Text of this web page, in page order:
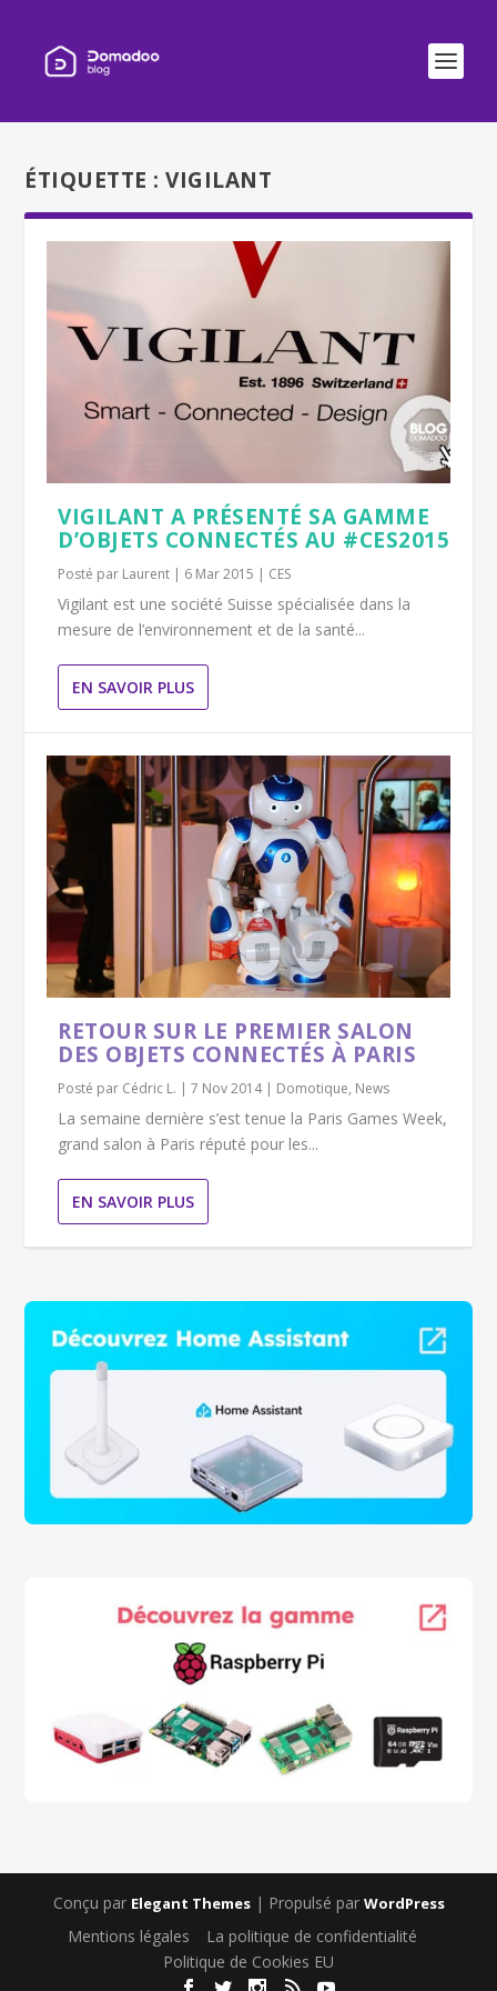
ÉTIQUETTE :VIGILANT
VIGILANT A PRÉSENTÉ SA GAMME
D’OBJETS CONNECTÉS AU #CES2015
Posté par Laurent | 6 Mar 2015 | CES
Vigilant est une société Suisse spécialisée dans la
mesure de l’environnement et de la santé...
EN SAVOIR PLUS
RETOUR SUR LE PREMIER SALON
DES OBJETS CONNECTÉS À PARIS
Posté par Cédric L. |7 Nov 2014| Domotique, News
La semaine dernière s’est tenue la Paris Games Week,
grand salon à Paris réputé pour les...
EN SAVOIR PLUS
Conçu par Elegant Themes| Propulsé par WordPress
Mentions légales
La politique de confidentialité
Politique de Cookies EU